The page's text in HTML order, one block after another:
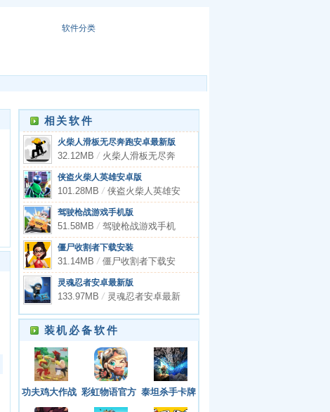
软件分类
相关软件
火柴人滑板无尽奔跑安卓最新版
32.12MB /火柴人滑板无尽奔
跑安卓最新版
侠盗火柴人英雄安卓版
101.28MB /侠盗火柴人英雄安
卓版
驾驶枪战游戏手机版
51.58MB /驾驶枪战游戏手机
版
僵尸收割者下载安装
31.14MB /僵尸收割者下载安
装
灵魂忍者安卓最新版
133.97MB /灵魂忍者安卓最新
装机必备软件
功夫鸡大作战
游戏官方版
彩虹物语官方
网站下载安装
泰坦杀手卡牌
下载安装手机